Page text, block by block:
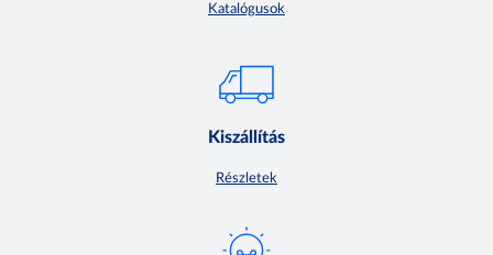
Katalógusok
Kiszállítás
Részletek